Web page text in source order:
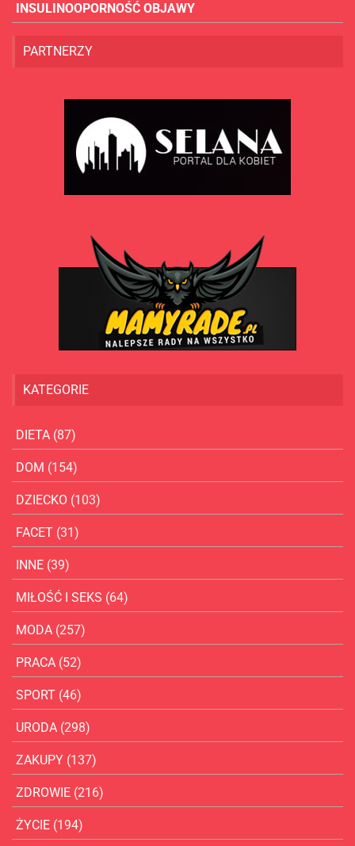
INSULINOOPORNOŚĆ OBJAWY
PARTNERZY
KATEGORIE
DIETA (87)
DOM (154)
DZIECKO (103)
FACET (31)
INNE (39)
MIŁOŚĆ I SEKS (64)
MODA (257)
PRACA (52)
SPORT (46)
URODA (298)
ZAKUPY (137)
ZDROWIE (216)
ŻYCIE (194)